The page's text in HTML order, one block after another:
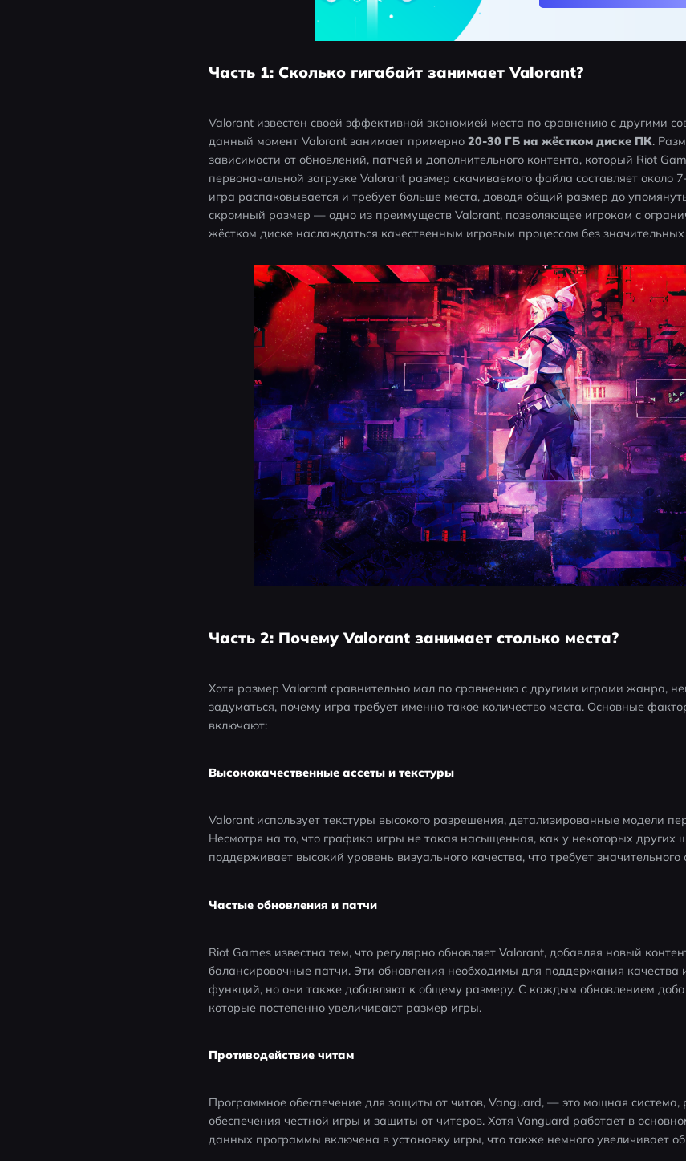
Часть 1: Сколько гигабайт занимает Valorant?
Valorant известен своей эффективной экономией места по сравнению с другими
данный момент Valorant занимает примерно 20-30 ГБ на жёстком диске ПК.
зависимости от обновлений, патчей и дополнительного контента, который Riot
первоначальной загрузке Valorant размер скачиваемого файла составляет около
игра распаковывается и требует больше места, доводя общий размер до
скромный размер — одно из преимуществ Valorant, позволяющее игрокам с
жёстком диске наслаждаться качественным игровым процессом без
Часть 2: Почему Valorant занимает столько места?
Хотя размер Valorant сравнительно мал по сравнению с другими играми жанра,
задуматься, почему игра требует именно такое количество места. Основные
включают:
Высококачественные ассеты и текстуры
Valorant использует текстуры высокого разрешения, детализированные модели
Несмотря на то, что графика игры не такая насыщенная, как у некоторых других
поддерживает высокий уровень визуального качества, что требует
Частые обновления и патчи
Riot Games известна тем, что регулярно обновляет Valorant, добавляя новый
балансировочные патчи. Эти обновления необходимы для поддержания
функций, но они также добавляют к общему размеру. С каждым обновлением
которые постепенно увеличивают размер игры.
Противодействие читам
Программное обеспечение для защиты от читов, Vanguard, — это мощная система,
обеспечения честной игры и защиты от читеров. Хотя Vanguard работает в
данных программы включена в установку игры, что также немного увеличивает